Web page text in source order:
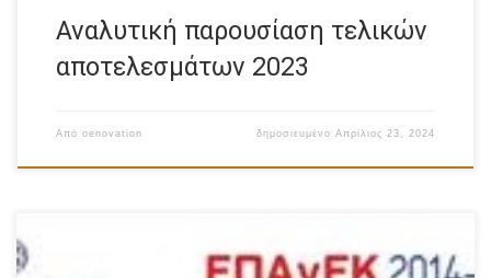
Αναλυτική παρουσίαση τελικών
αποτελεσμάτων 2023
Από oenovation δημοσιευμένοΑπρίλιος 23, 2024
Ομιλίες 10.00 π.μ. Χαιρετισμός του Προέδρου της